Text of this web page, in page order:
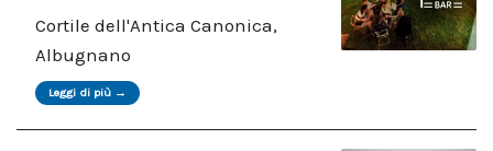
Cortile dell'Antica Canonica,
Albugnano
Leggi di più →